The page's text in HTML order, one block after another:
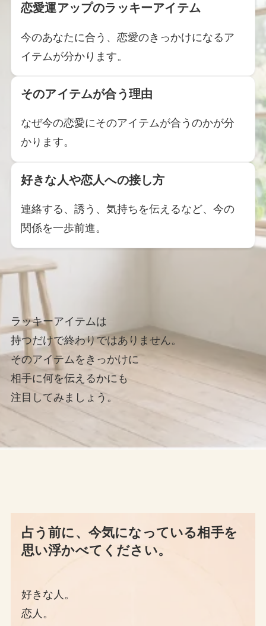
恋愛運アップのラッキーアイテム
今のあなたに合う、恋愛のきっかけになるア
イテムが分かります。
そのアイテムが合う理由
なぜ今の恋愛にそのアイテムが合うのかが分
かります。
好きな人や恋人への接し方
連絡する、誘う、気持ちを伝えるなど、今の
関係を一歩前進。
ラッキーアイテムは
持つだけで終わりではありません。
そのアイテムをきっかけに
相手に何を伝えるかにも
注目してみましょう。
占う前に、今気になっている相手を
思い浮かべてください。
好きな人。
恋人。